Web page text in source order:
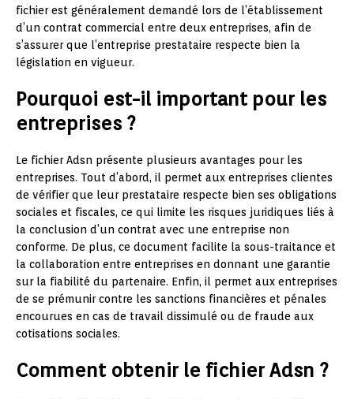
fichier est généralement demandé lors de l’établissement
d’un contrat commercial entre deux entreprises, afin de
s’assurer que l’entreprise prestataire respecte bien la
législation en vigueur.
Pourquoi est-il important pour les
entreprises ?
Le fichier Adsn présente plusieurs avantages pour les
entreprises. Tout d’abord, il permet aux entreprises clientes
de vérifier que leur prestataire respecte bien ses obligations
sociales et fiscales, ce qui limite les risques juridiques liés à
la conclusion d’un contrat avec une entreprise non
conforme. De plus, ce document facilite la sous-traitance et
la collaboration entre entreprises en donnant une garantie
sur la fiabilité du partenaire. Enfin, il permet aux entreprises
de se prémunir contre les sanctions financières et pénales
encourues en cas de travail dissimulé ou de fraude aux
cotisations sociales.
Comment obtenir le fichier Adsn ?